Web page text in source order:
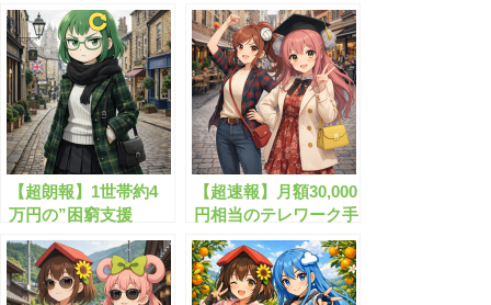
【超朗報】1世帯約4
万円の”困窮支援
金”が給付されます！
【超速報】月額30,000
円相当のテレワーク手
当が始まります！